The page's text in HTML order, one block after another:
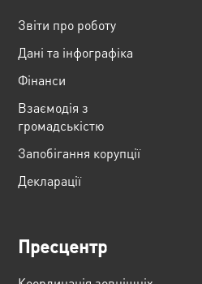
Звіти про роботу
Дані та інфографіка
Фінанси
Взаємодія з
громадськістю
Запобігання корупції
Декларації
Пресцентр